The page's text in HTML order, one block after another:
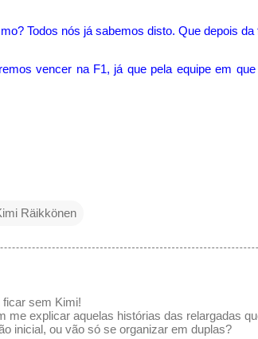
Todos nós já sabemos disto. Que depois
vencer na F1, já que pela equipe em
Räikkönen
ficar sem Kimi!
me explicar aquelas histórias das relargadas
inicial, ou vão só se organizar em duplas?